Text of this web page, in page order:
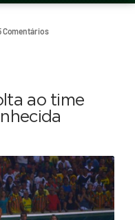
Comentários
ao time